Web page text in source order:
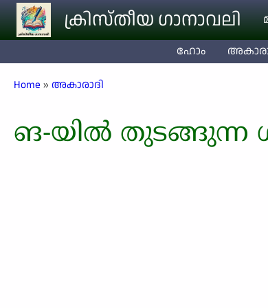
Skip to main contentക്രിസ്തീയ ഗാനാവലി
ഹോം
Breadcrumb
Home അകാരാദി
ങ-യിൽ തുടങ്ങുന്ന